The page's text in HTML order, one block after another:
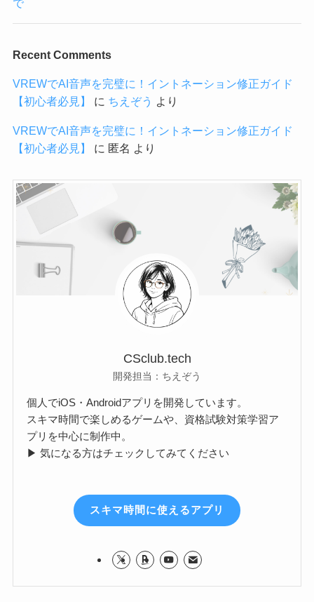
で
Recent Comments
VREWでAI音声を完璧に！イントネーション修正ガイド
【初心者必見】
に ちえぞう より
VREWでAI音声を完璧に！イントネーション修正ガイド
【初心者必見】
に 匿名 より
CSclub.tech
開発担当：ちえぞう
個人でiOS・Androidアプリを開発しています。
スキマ時間で楽しめるゲームや、資格試験対策学習ア
プリを中心に制作中。
▶ 気になる方はチェックしてみてください
スキマ時間に使えるアプリ